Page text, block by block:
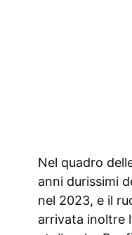
Nel quadro
anni durissimi
nel 2023, e il
arrivata inoltre